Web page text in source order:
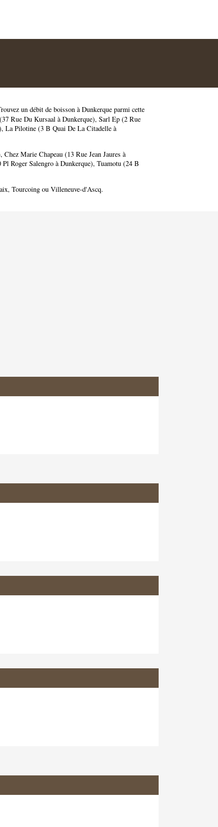
un débit de boisson à Dunkerque parmi cette
Rue Du Kursaal à Dunkerque), Sarl Ep (2 Rue
, La Pilotine (3 B Quai De La Citadelle à
, Chez Marie Chapeau (13 Rue Jean Jaures à
Roger Salengro à Dunkerque), Tuamotu (24 B
, Tourcoing ou Villeneuve-d'Ascq.